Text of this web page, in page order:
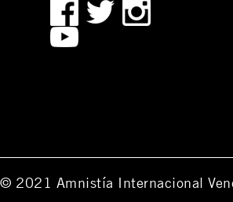
© 2021 Amnistía Internacional